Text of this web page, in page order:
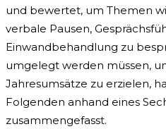
und bewertet, um Themen
verbale Pausen,
Einwandbehandlung zu
umgelegt werden müssen,
Jahresumsätze zu erzielen,
Folgenden anhand eines
zusammengefasst.